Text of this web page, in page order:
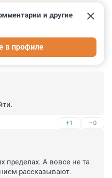
и другие
в профиле
+1 –0
пределах. А вовсе не та
рассказывают.